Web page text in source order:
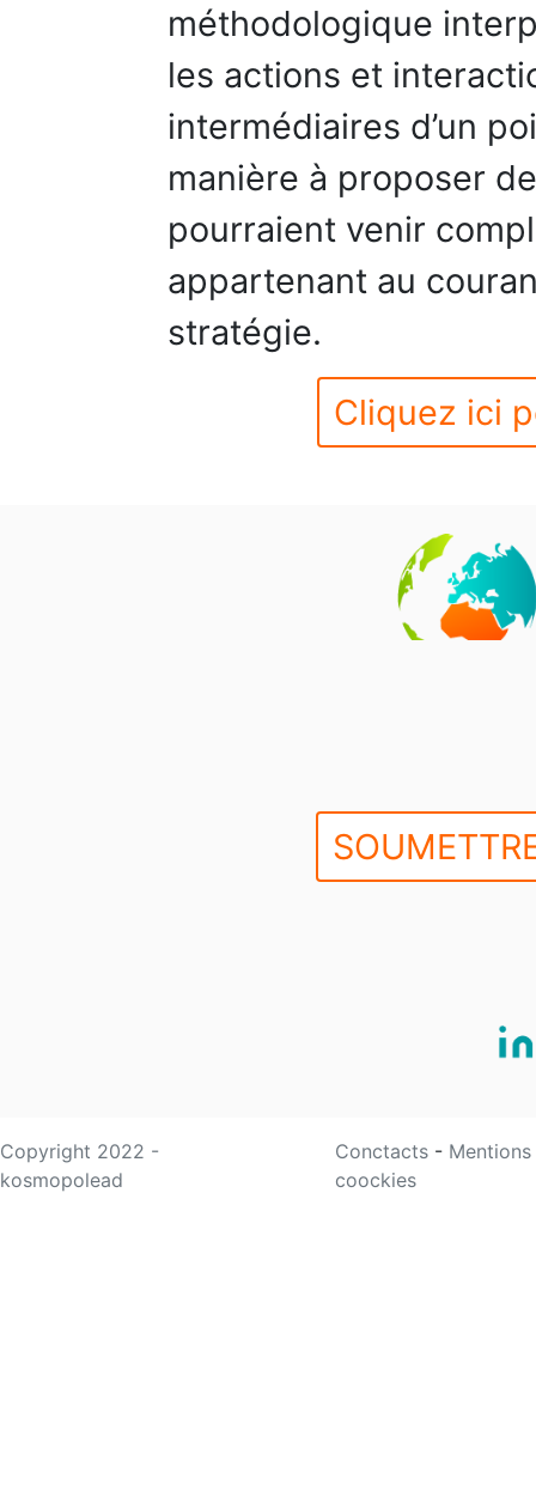
méthodologique
les actions et
intermédiaires d’un
manière à proposer
pourraient venir
appartenant au
stratégie.
Cliquez ici
Copyright 2022 -
kosmopolead
Conctacts -
coockies